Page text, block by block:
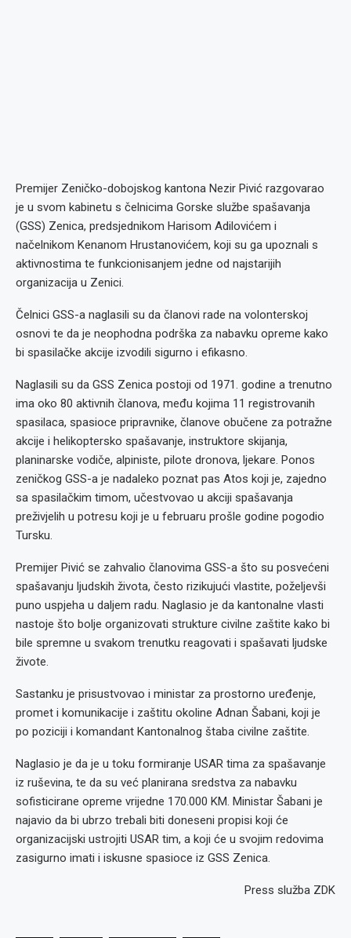
Premijer Zeničko-dobojskog kantona Nezir Pivić razgovarao
je u svom kabinetu s čelnicima Gorske službe spašavanja
(GSS) Zenica, predsjednikom Harisom Adilovićem i
načelnikom Kenanom Hrustanovićem, koji su ga upoznali s
aktivnostima te funkcionisanjem jedne od najstarijih
organizacija u Zenici.
Čelnici GSS-a naglasili su da članovi rade na volonterskoj
osnovi te da je neophodna podrška za nabavku opreme kako
bi spasilačke akcije izvodili sigurno i efikasno.
Naglasili su da GSS Zenica postoji od 1971. godine a trenutno
ima oko 80 aktivnih članova, među kojima 11 registrovanih
spasilaca, spasioce pripravnike, članove obučene za potražne
akcije i helikoptersko spašavanje, instruktore skijanja,
planinarske vodiče, alpiniste, pilote dronova, ljekare. Ponos
zeničkog GSS-a je nadaleko poznat pas Atos koji je, zajedno
sa spasilačkim timom, učestvovao u akciji spašavanja
preživjelih u potresu koji je u februaru prošle godine pogodio
Tursku.
Premijer Pivić se zahvalio članovima GSS-a što su posvećeni
spašavanju ljudskih života, često rizikujući vlastite, poželjevši
puno uspjeha u daljem radu. Naglasio je da kantonalne vlasti
nastoje što bolje organizovati strukture civilne zaštite kako bi
bile spremne u svakom trenutku reagovati i spašavati ljudske
živote.
Sastanku je prisustvovao i ministar za prostorno uređenje,
promet i komunikacije i zaštitu okoline Adnan Šabani, koji je
po poziciji i komandant Kantonalnog štaba civilne zaštite.
Naglasio je da je u toku formiranje USAR tima za spašavanje
iz ruševina, te da su već planirana sredstva za nabavku
sofisticirane opreme vrijedne 170.000 KM. Ministar Šabani je
najavio da bi ubrzo trebali biti doneseni propisi koji će
organizacijski ustrojiti USAR tim, a koji će u svojim redovima
zasigurno imati i iskusne spasioce iz GSS Zenica.
Press služba ZDK